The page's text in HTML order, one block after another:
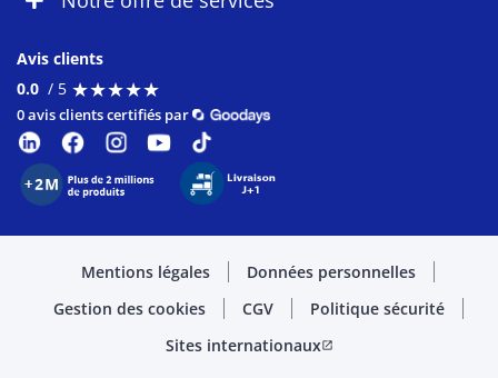
Avis clients
0.0 / 5 ★★★★★
★★★★★
0 avis clients certifiés par
Mentions légales
Données personnelles
Gestion des cookies
CGV
Politique sécurité
Sites internationauxopen_in_new